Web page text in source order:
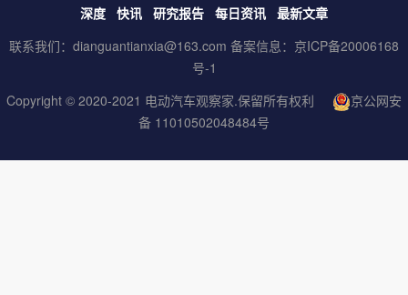
深度 快讯 研究报告 每日资讯 最新文章
联系我们：dianguantianxia@163.com 备案信息： 京ICP备20006168
号-1
Copyright © 2020-2021 电动汽车观察家.保留所有权利
京公网安
备 11010502048484号